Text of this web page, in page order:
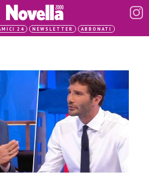
24 NEWSLETTER ABBONATI